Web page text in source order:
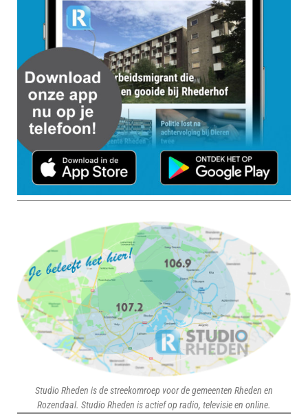
Studio Rheden is de streekomroep voor de gemeenten Rheden en
Rozendaal. Studio Rheden is actief op radio, televisie en online.